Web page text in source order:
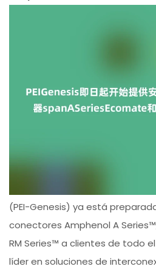
(PEI-Genesis) ya está
conectores Amphenol A
RM Series™ a clientes de
líder en soluciones de